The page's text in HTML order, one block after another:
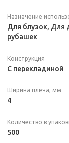
Назначение
Для блузок, Для
рубашек
Конструкция
С перекладиной
Ширина плеча, мм
4
Количество в
500